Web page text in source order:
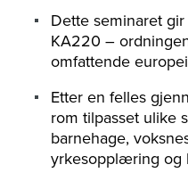
Dette seminaret
KA220 –
omfattende
Etter en felles
rom tilpasset ulike
barnehage,
yrkesopplæring og